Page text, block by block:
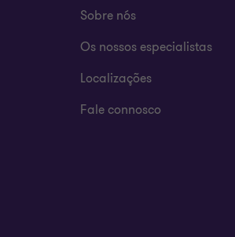
Sobre nós
Os nossos especialistas
Localizações
Fale connosco